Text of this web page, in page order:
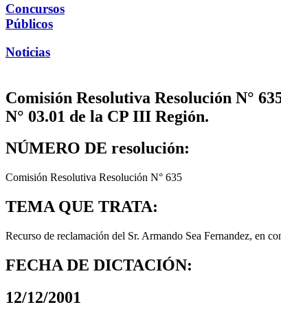
Concursos
Públicos
Noticias
Comisión Resolutiva Resolución N°
N° 03.01 de la CP III Región.
NÚMERO DE resolución:
Comisión Resolutiva Resolución N° 635
TEMA QUE TRATA:
Recurso de reclamación del Sr. Armando Sea Fernandez, en
FECHA DE DICTACIÓN:
12/12/2001